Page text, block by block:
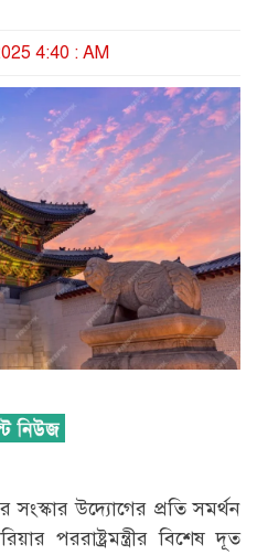
4:40 : AM
সংস্কার উদ্যোগের প্রতি সমর্থন
পররাষ্ট্রমন্ত্রীর বিশেষ দূত